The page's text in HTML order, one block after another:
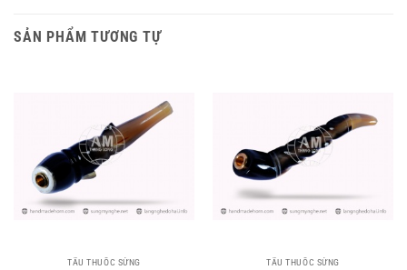
SẢN PHẨM TƯƠNG TỰ
TẨU THUỐC SỪNG TẨU THUỐC SỪNG